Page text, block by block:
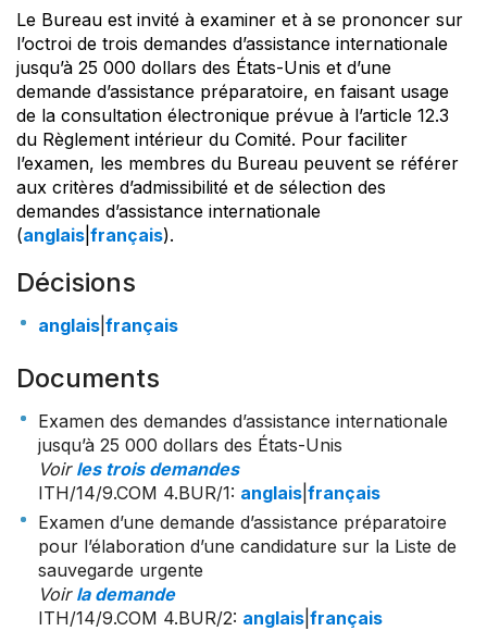
Le Bureau est invité à examiner et à se prononcer sur
l’octroi de trois demandes d’assistance internationale
jusqu’à 25 000 dollars des États-Unis et d’une
demande d’assistance préparatoire, en faisant usage
de la consultation électronique prévue à l’article 12.3
du Règlement intérieur du Comité. Pour faciliter
l’examen, les membres du Bureau peuvent se référer
aux critères d’admissibilité et de sélection des
demandes d’assistance internationale
(anglais français).
Décisions
anglais français
Documents
Examen des demandes d’assistance internationale
jusqu’à 25 000 dollars des États-Unis
Voir les trois demandes
ITH/14/9.COM 4.BUR/1: anglais français
Examen d’une demande d’assistance préparatoire
pour l’élaboration d’une candidature sur la Liste de
sauvegarde urgente
Voir la demande
ITH/14/9.COM 4.BUR/2: anglais français